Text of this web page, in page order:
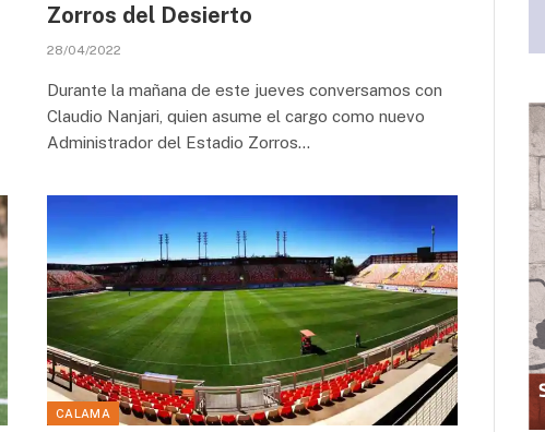
Zorros del Desierto
28/04/2022
Durante la mañana de este jueves conversamos con
Claudio Nanjari, quien asume el cargo como nuevo
Administrador del Estadio Zorros…
CALAMA